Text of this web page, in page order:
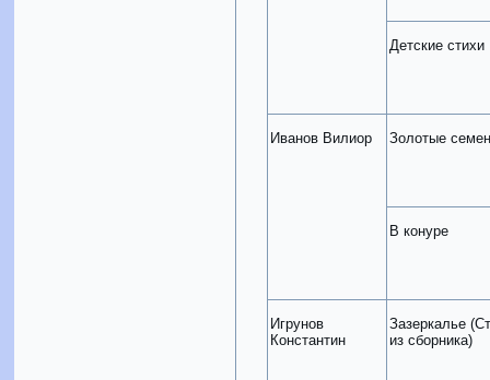
Детские стихи
Иванов Вилиор Золотые
В конуре
Игрунов
Константин
Зазеркалье
из сборника)